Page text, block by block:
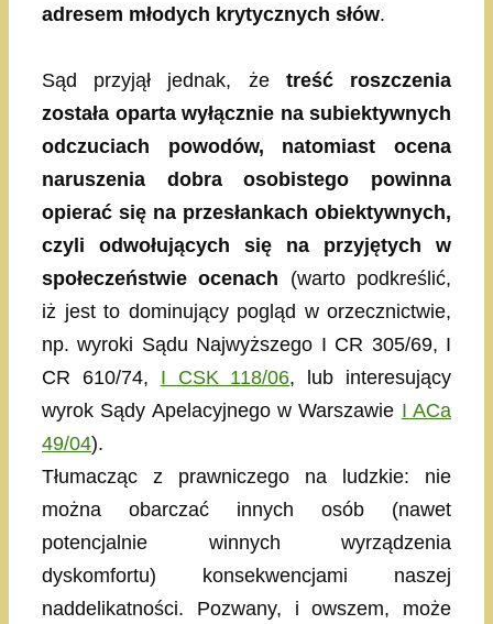
adresem młodych krytycznych słów.
Sąd przyjął jednak, że treść roszczenia
została oparta wyłącznie na subiektywnych
odczuciach powodów, natomiast ocena
naruszenia dobra osobistego powinna
opierać się na przesłankach obiektywnych,
czyli odwołujących się na przyjętych w
społeczeństwie ocenach (warto podkreślić,
iż jest to dominujący pogląd w orzecznictwie,
np. wyroki Sądu Najwyższego I CR 305/69, I
CR 610/74, I CSK 118/06, lub interesujący
wyrok Sądy Apelacyjnego w Warszawie I ACa
49/04).
Tłumacząc z prawniczego na ludzkie: nie
można obarczać innych osób (nawet
potencjalnie winnych wyrządzenia
dyskomfortu) konsekwencjami naszej
naddelikatności. Pozwany, i owszem, może